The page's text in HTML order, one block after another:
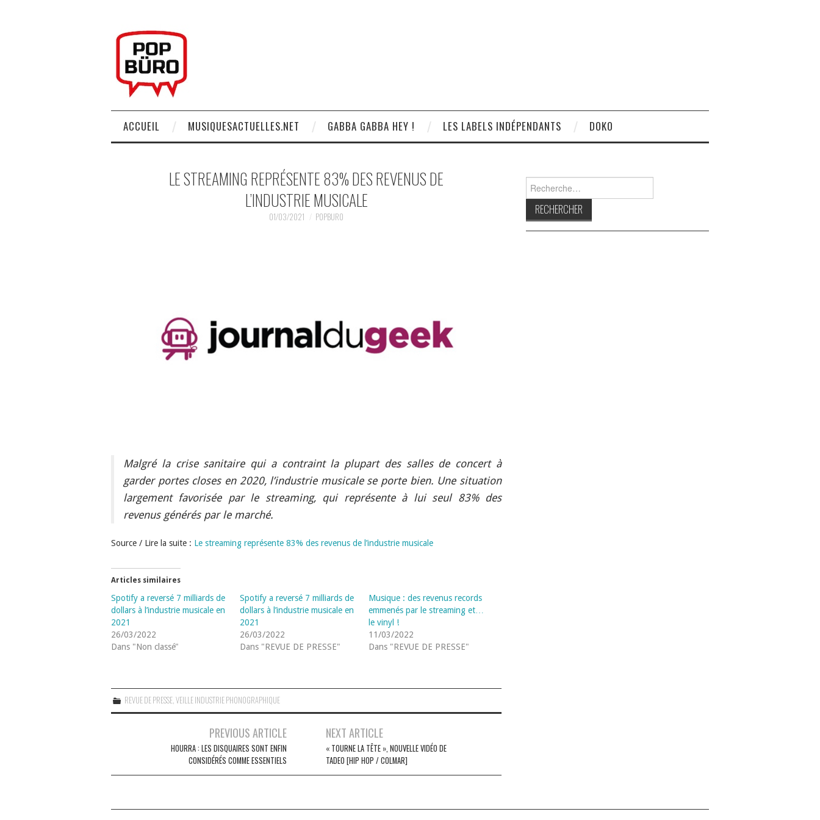
ACCUEIL MUSIQUESACTUELLES.NET GABBA GABBA HEY ! LES LABELS INDÉPENDANTS DOKO
LE STREAMING REPRÉSENTE 83% DES REVENUS DE
L’INDUSTRIE MUSICALE
01/03/2021 POPBURO
Malgré la crise sanitaire qui a contraint la plupart des salles de concert à
garder portes closes en 2020, l’industrie musicale se porte bien. Une situation
largement favorisée par le streaming, qui représente à lui seul 83% des
revenus générés par le marché.
Source / Lire la suite : Le streaming représente 83% des revenus de l’industrie musicale
Articles similaires
Spotify a reversé 7 milliards de
dollars à l’industrie musicale en
2021
26/03/2022
Dans "Non classé"
Spotify a reversé 7 milliards de
dollars à l’industrie musicale en
2021
26/03/2022
Dans "REVUE DE PRESSE"
Musique : des revenus records
emmenés par le streaming et…
le vinyl !
11/03/2022
Dans "REVUE DE PRESSE"
REVUE DE PRESSE,VEILLE INDUSTRIE PHONOGRAPHIQUE
PREVIOUS ARTICLE
HOURRA : LES DISQUAIRES SONT ENFIN
CONSIDÉRÉS COMME ESSENTIELS
NEXT ARTICLE
« TOURNE LA TÊTE », NOUVELLE VIDÉO DE
TADEO [HIP HOP / COLMAR]